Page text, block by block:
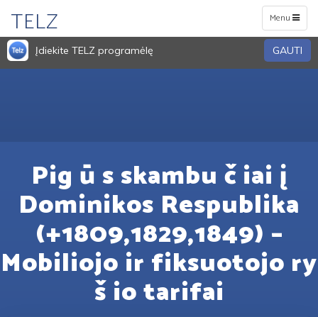
Toggle
navigation
Menu
TELZ
Įdiekite TELZ programėlę GAUTI
Pig ū s skambu č iai į
Dominikos Respublika
(+1809,1829,1849) –
Mobiliojo ir fiksuotojo ry
š io tarifai